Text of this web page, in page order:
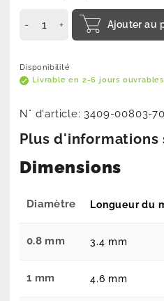
Ajouter au
Disponibilité
Livrable en 2-6 jours ouvrables
N° d'article: 3409-00803-
Plus
Dimensions
Diamètre Longueur du
0.8 mm 3.4 mm
1 mm 4.6 mm